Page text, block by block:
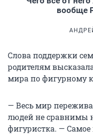
вообще
Слова поддержки
родителям
мира по фигурному
— Весь мир
людей не сравнимы
фигуристка. —